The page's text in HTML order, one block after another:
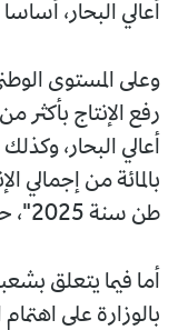
أعالي البحار، أساسا
وعلى المستوى
طن سنة 2025"، حسب ما أكده المسؤول نفسه.
أما فيما يتعلق
بالوزارة على